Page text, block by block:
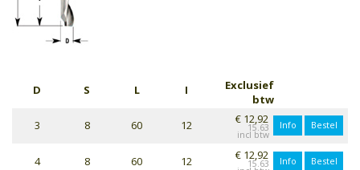
D S L I
Exclusief
btw
3
8 60 12 € 12,92
15.63 Info Bestel
4 8 60 12 € 12,92
15.63 Info Bestel